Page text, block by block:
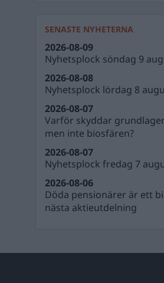
SENASTE NYHETERNA
Nyhetsplock söndag 9
2026-08-09
Nyhetsplock lördag 8
2026-08-08
Varför skyddar
men inte biosfären?
2026-08-07
Nyhetsplock fredag 7
2026-08-07
Döda pensionärer är ett
nästa aktieutdelning
2026-08-06